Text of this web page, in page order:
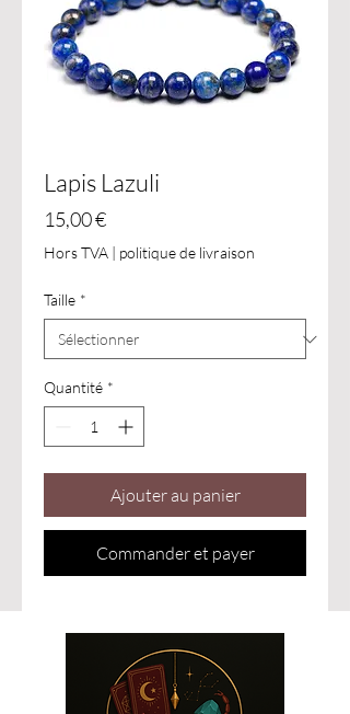
Lapis Lazuli
15,00 €Prix
Hors TVA | politique de livraison
Taille *
Quantité *
Ajouter au panier
Commander et payer